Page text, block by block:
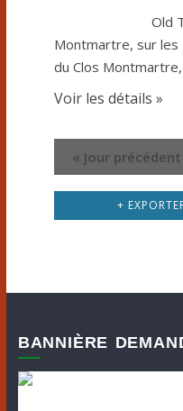
t
i
o
d
e
v
u
É
è
n
è
n
e
m
e
e
v
u
e
s
é
è
e
Old
Montmartre, sur les
du Clos
Voir les détails »
« Jour précédent
+
BANNIÈRE